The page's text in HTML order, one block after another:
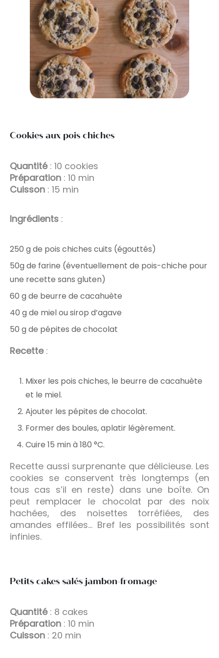
Cookies aux pois chiches
Quantité: 10 cookies
Préparation : 10 min
Cuisson : 15 min
Ingrédients :
250 g de pois chiches cuits (égouttés)
50g de farine (éventuellement de pois-chiche pour
une recette sans gluten)
60 g de beurre de cacahuète
40 g de miel ou sirop d’agave
50 g de pépites de chocolat
Recette:
Mixer les pois chiches, le beurre de cacahuète
et le miel.
Ajouter les pépites de chocolat.
Former des boules, aplatir légèrement.
Cuire 15 min à 180 °C.
Recette aussi surprenante que délicieuse. Les
cookies se conservent très longtemps (en
tous cas s’il en reste) dans une boîte. On
peut remplacer le chocolat par des noix
hachées, des noisettes torréfiées, des
amandes effilées… Bref les possibilités sont
infinies.
Petits cakes salés jambon-fromage
Quantité: 8 cakes
Préparation : 10 min
Cuisson : 20 min